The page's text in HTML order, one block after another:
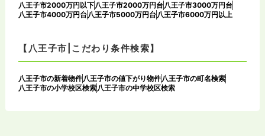
八王子市2000万円以下八王子市2000万円台八王子市3000万円台
八王子市4000万円台八王子市5000万円台八王子市6000万円以上
【八王子市|こだわり条件検索】
八王子市の新着物件 八王子市の値下がり物件 八王子市の町名検索
八王子市の小学校区検索 八王子市の中学校区検索